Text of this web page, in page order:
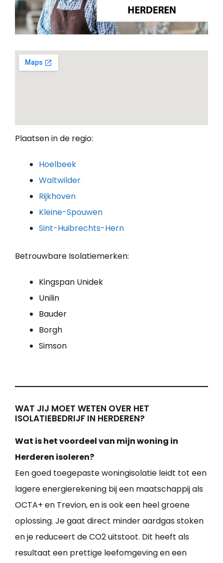
Plaatsen in de regio:
Hoelbeek
Waltwilder
Rijkhoven
Kleine-Spouwen
Sint-Huibrechts-Hern
Betrouwbare Isolatiemerken:
Kingspan Unidek
Unilin
Bauder
Borgh
Simson
WAT JIJ MOET WETEN OVER HET
ISOLATIEBEDRIJF IN HERDEREN?
Wat is het voordeel van mijn woning in
Herderen isoleren?
Een goed toegepaste woningisolatie leidt tot een
lagere energierekening bij een maatschappij als
OCTA+ en Trevion, en is ook een heel groene
oplossing. Je gaat direct minder aardgas stoken
en je reduceert de CO2 uitstoot. Dit heeft als
resultaat een prettige leefomgeving en een